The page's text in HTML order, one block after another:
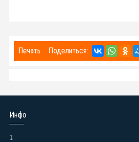
Печать Поделиться:
Инфо
1